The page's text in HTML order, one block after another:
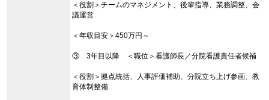
＜役割＞チームのマネジメント、後輩指導、業務調整、会
議運営
＜年収目安＞450万円～
③ 3年目以降 ＜職位＞看護師長／分院看護責任者候補
＜役割＞拠点統括、人事評価補助、分院立ち上げ参画、教
育体制整備